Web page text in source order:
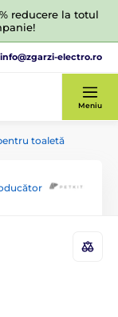
reducere la totul
info@zgarzi-electro.ro
Meniu
toaletă